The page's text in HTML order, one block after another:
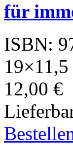
für
ISBN:
12,00 €